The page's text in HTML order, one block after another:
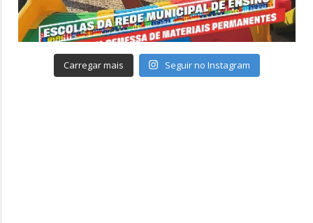
Carregar mais Seguir no Instagram